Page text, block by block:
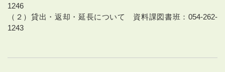
1246
（２）貸出・返却・延長について 資料課図書班：054-262-
1243